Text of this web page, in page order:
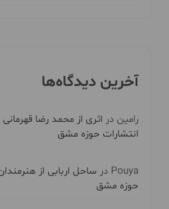
آخرین دیدگاه‌ها
رامین در اثری از محمد رضا
انتشارات حوزه مشق
Pouya در ساحل اربابی از
حوزه مشق